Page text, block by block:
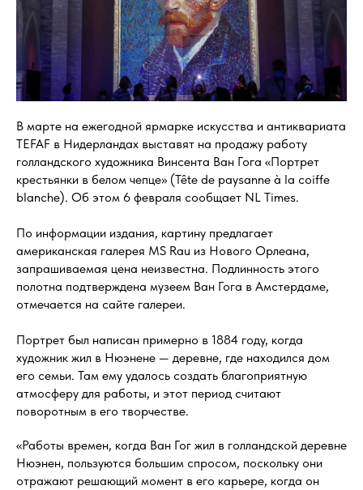
В марте на ежегодной ярмарке искусства и антиквариата
TEFAF в Нидерландах выставят на продажу работу
голландского художника Винсента Ван Гога «Портрет
крестьянки в белом чепце» (Tête de paysanne à la coiffe
blanche). Об этом 6 февраля сообщает NL Times.
По информации издания, картину предлагает
американская галерея MS Rau из Нового Орлеана,
запрашиваемая цена неизвестна. Подлинность этого
полотна подтверждена музеем Ван Гога в Амстердаме,
отмечается на сайте галереи.
Портрет был написан примерно в 1884 году, когда
художник жил в Нюэнене — деревне, где находился дом
его семьи. Там ему удалось создать благоприятную
атмосферу для работы, и этот период считают
поворотным в его творчестве.
«Работы времен, когда Ван Гог жил в голландской деревне
Нюэнен, пользуются большим спросом, поскольку они
отражают решающий момент в его карьере, когда он